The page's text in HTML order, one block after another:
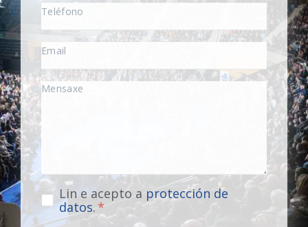
Lin e acepto a protección de
datos.